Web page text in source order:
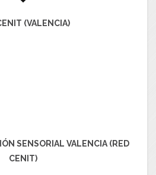
(VALENCIA)
SENSORIAL VALENCIA (RED
CENIT)